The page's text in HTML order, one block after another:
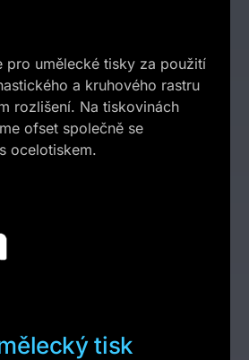
pro umělecké tisky za použití
a kruhového rastru
rozlišení. Na tiskovinách
ofset společně se
ocelotiskem.
tisk